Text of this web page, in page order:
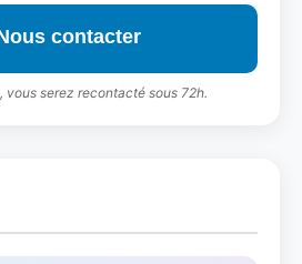
contacter
vous serez recontacté sous 72h.